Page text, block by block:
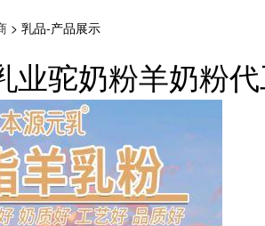
> 乳品-产品展示
业驼奶粉羊奶粉